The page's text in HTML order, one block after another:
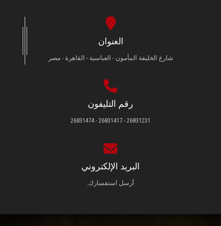
العنوان
شارع الخليفة المأمون - العباسية - القاهرة - مصر
رقم التليفون
26831231 - 26831417 - 26831474
البريد الإلكتروني
أرسل استفسارك.